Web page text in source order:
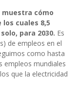
muestra cómo
cuales 8,5
para 2030. Es
de empleos en el
como hasta
empleos mundiales
que la electricidad